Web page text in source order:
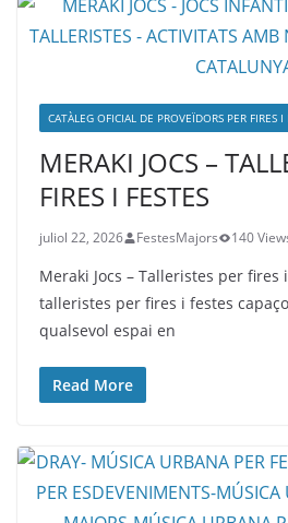
CATÀLEG OFICIAL DE PROVEÏDORS PER FIRES
MERAKI JOCS –
FIRES I FESTES
juliol 22, 2026 FestesMajors 140
Meraki Jocs – Talleristes per fires
talleristes per fires i festes
qualsevol espai en
Read More